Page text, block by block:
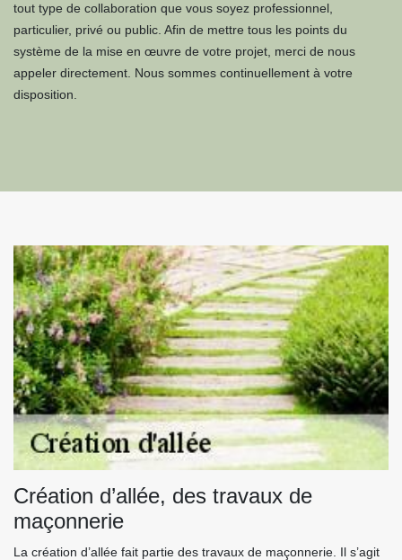
tout type de collaboration que vous soyez professionnel,
particulier, privé ou public. Afin de mettre tous les points du
système de la mise en œuvre de votre projet, merci de nous
appeler directement. Nous sommes continuellement à votre
disposition.
Création d’allée, des travaux de
maçonnerie
La création d’allée fait partie des travaux de maçonnerie. Il s’agit